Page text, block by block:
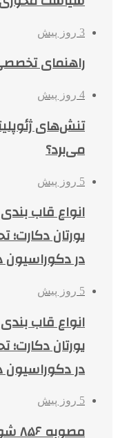
3 روز پیش
راهنمای
4 روز پیش
تنش‌های
می‌برد؟
5 روز پیش
انواع قاب
یورتان
در دکوراسیون
5 روز پیش
انواع قاب
یورتان
در دکوراسیون
5 روز پیش